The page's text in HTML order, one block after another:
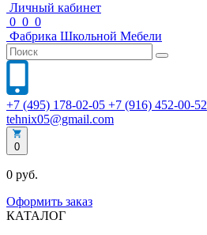
Личный кабинет
0 0 0
Фабрика Школьной Мебели
+7 (495) 178-02-05 +7 (916) 452-00-52
tehnix05@gmail.com
0
0 руб.
Оформить заказ
КАТАЛОГ